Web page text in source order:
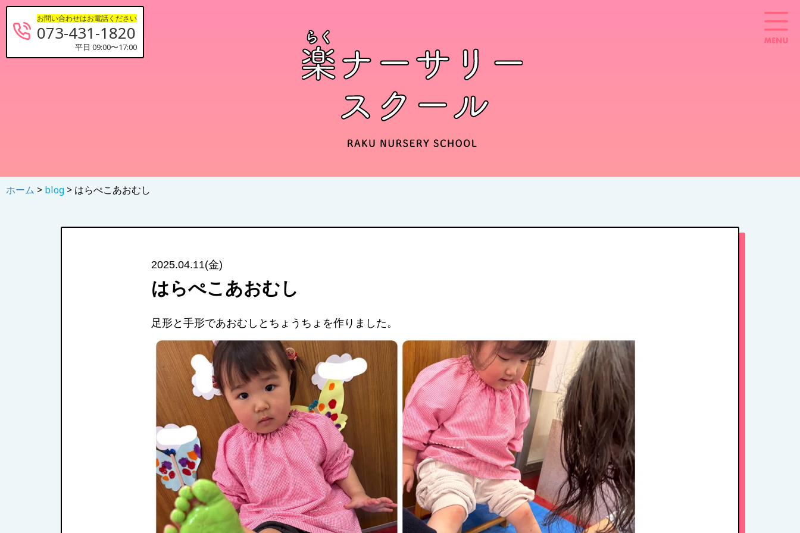
お問い合わせはお電話ください
073-431-1820
平日 09:00〜17:00
ホーム > blog > はらぺこあおむし
2025.04.11(金)
はらぺこあおむし
足形と手形であおむしとちょうちょを作りました。